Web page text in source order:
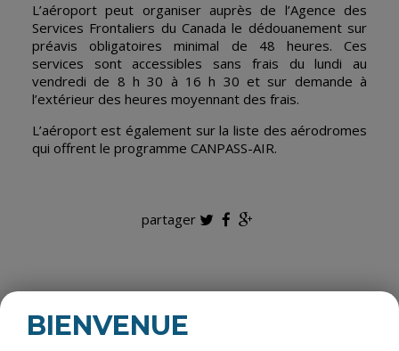
TOUS LES ATTRAITS
ACTIVITÉS HIVERNALES
L’aéroport peut organiser auprès de l’Agence des
Services Frontaliers du Canada le dédouanement sur
préavis obligatoires minimal de 48 heures. Ces
services sont accessibles sans frais du lundi au
vendredi de 8 h 30 à 16 h 30 et sur demande à
l’extérieur des heures moyennant des frais.
L’aéroport est également sur la liste des aérodromes
qui offrent le programme CANPASS-AIR.
partager
BIENVENUE